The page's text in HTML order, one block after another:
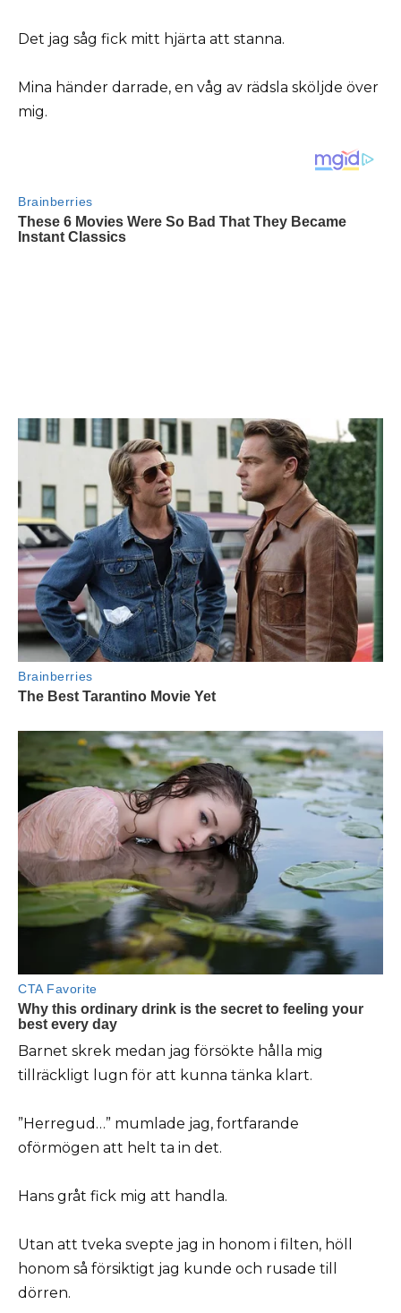
Det jag såg fick mitt hjärta att stanna.
Mina händer darrade, en våg av rädsla sköljde över
mig.
Barnet skrek medan jag försökte hålla mig
tillräckligt lugn för att kunna tänka klart.
”Herregud…” mumlade jag, fortfarande
oförmögen att helt ta in det.
Hans gråt fick mig att handla.
Utan att tveka svepte jag in honom i filten, höll
honom så försiktigt jag kunde och rusade till
dörren.